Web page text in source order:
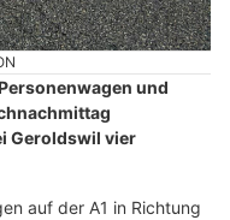
und
Geroldswil vier
auf der A1 in Richtung